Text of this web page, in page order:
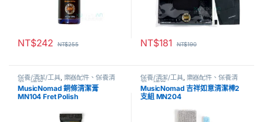
NT$242 NT$255 NT$181 NT$190
保養/清潔/工具, 樂器配件、保養清
潔、調音
MusicNomad 銅條清潔膏
MN104 Fret Polish
保養/清潔/工具, 樂器配件、保養清
潔、調音
MusicNomad 吉祥如意清潔棒2
支組 MN204